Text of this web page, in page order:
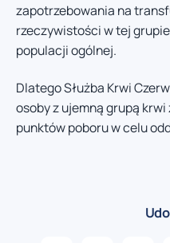
zapotrzebowania na
rzeczywistości w tej
populacji ogólnej.
Dlatego Służba Krwi
osoby z ujemną grupą krwi
punktów poboru w celu